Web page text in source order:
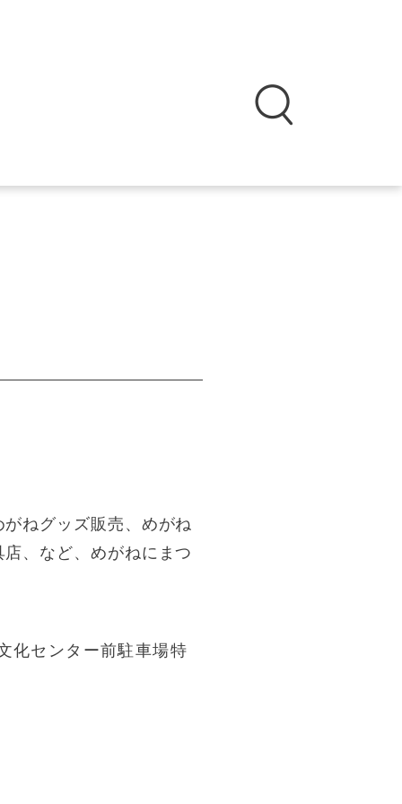
ねグッズ販売、めがね
、など、めがねにまつ
化センター前駐車場特